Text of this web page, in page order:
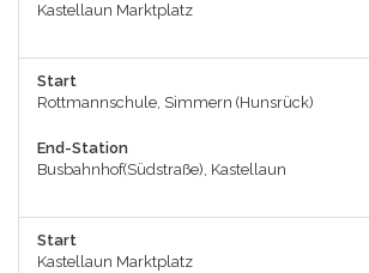
Kastellaun Marktplatz
Start
Rottmannschule, Simmern (Hunsrück)
End-Station
Busbahnhof(Südstraße), Kastellaun
Start
Kastellaun Marktplatz